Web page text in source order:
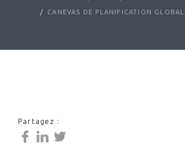
CANEVAS DE PLANIFICATION
Partagez :